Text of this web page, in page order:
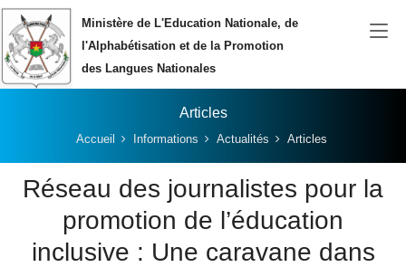
Aller au contenu principalMinistère de L'Education Nationale, de
l'Alphabétisation et de la Promotion
des Langues Nationales
Articles
Vous êtes ici:Accueil Informations Actualités Articles
Réseau des journalistes pour la
promotion de l’éducation
inclusive : Une caravane dans